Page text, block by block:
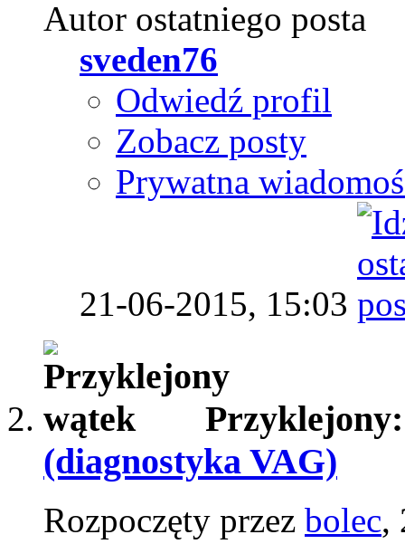
Autor ostatniego posta
sveden76
Odwiedź profil
Zobacz posty
Prywatna
21-06-2015, 15:03
(diagnostyka VAG)
Rozpoczęty przez bolec,